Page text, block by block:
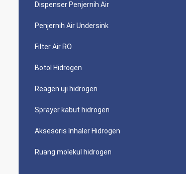
Dispenser Penjernih Air
Penjernih Air Undersink
Filter Air RO
Botol Hidrogen
Reagen uji hidrogen
Sprayer kabut hidrogen
Aksesoris Inhaler Hidrogen
Ruang molekul hidrogen